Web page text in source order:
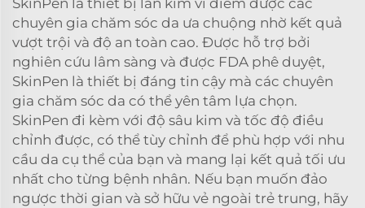
SkinPen là thiết bị lăn kim vi điểm được các
chuyên gia chăm sóc da ưa chuộng nhờ kết quả
vượt trội và độ an toàn cao. Được hỗ trợ bởi
nghiên cứu lâm sàng và được FDA phê duyệt,
SkinPen là thiết bị đáng tin cậy mà các chuyên
gia chăm sóc da có thể yên tâm lựa chọn.
SkinPen đi kèm với độ sâu kim và tốc độ điều
chỉnh được, có thể tùy chỉnh để phù hợp với nhu
cầu da cụ thể của bạn và mang lại kết quả tối ưu
nhất cho từng bệnh nhân. Nếu bạn muốn đảo
ngược thời gian và sở hữu vẻ ngoài trẻ trung, hãy